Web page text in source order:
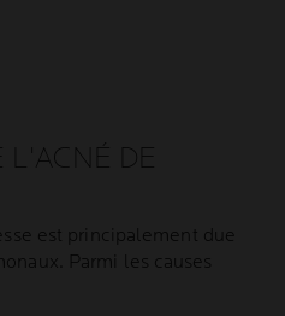
DE
est principalement due
Parmi les causes